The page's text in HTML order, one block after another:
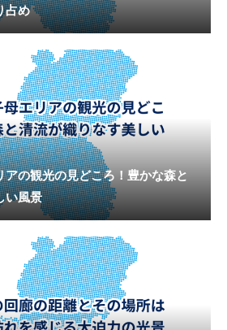
占め
アの観光の見どころ！豊かな森と
い風景